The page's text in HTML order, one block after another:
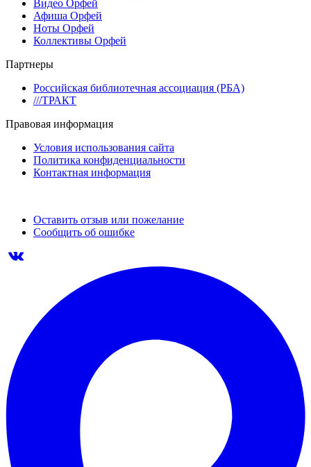
Видео Орфей
Афиша Орфей
Ноты Орфей
Коллективы Орфей
Партнеры
Российская библиотечная ассоциация (РБА)
///ТРАКТ
Правовая информация
Условия использования сайта
Политика конфиденциальности
Контактная информация
Оставить отзыв или пожелание
Сообщить об ошибке